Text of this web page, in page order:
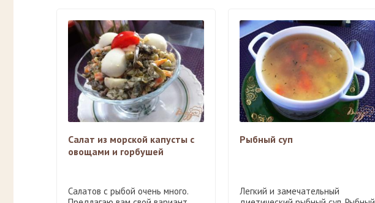
Салат из морской капусты с
овощами и горбушей
Салатов с рыбой очень много.
Рыбный суп
Легкий и замечательный